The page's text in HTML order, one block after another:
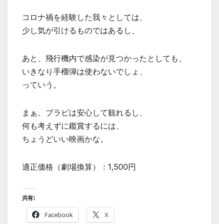
コロナ禍を経験した我々としては、
少し気が引けるものではあるし、
あと、飛行機内で感染が見つかったとしても、
いきなり手榴弾は使わないでしょ、
っていう。
まぁ、ブラピは安心して観れるし、
何も考えずに鑑賞するには、
ちょうどいい映画かな。
適正価格（劇場換算）：1,500円
共有:
Facebook X